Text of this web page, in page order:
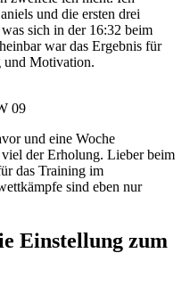
und die ersten drei
sich in der 16:32 beim
war das Ergebnis für
und Motivation.
09
und eine Woche
der Erholung. Lieber beim
das Training im
sind eben nur
Einstellung zum